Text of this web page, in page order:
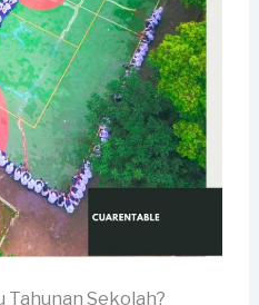
Tahunan Sekolah?